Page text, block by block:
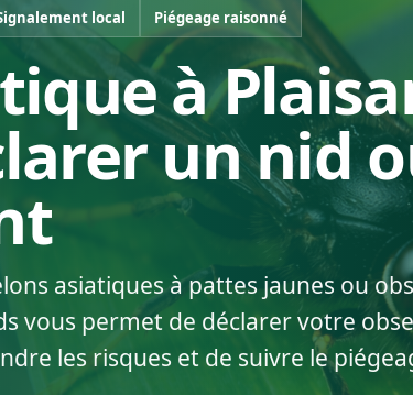
local Piégeage raisonné
à
un nid
asiatiques à pattes jaunes ou
vous permet de déclarer votre
les risques et de suivre le